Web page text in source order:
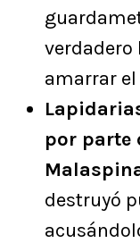
amarrar
por parte
destruyó